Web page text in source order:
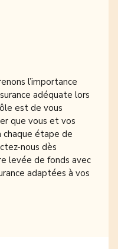
l’importance
adéquate lors
est de vous
que vous et vos
étape de
nous dès
levée de fonds avec
adaptées à vos